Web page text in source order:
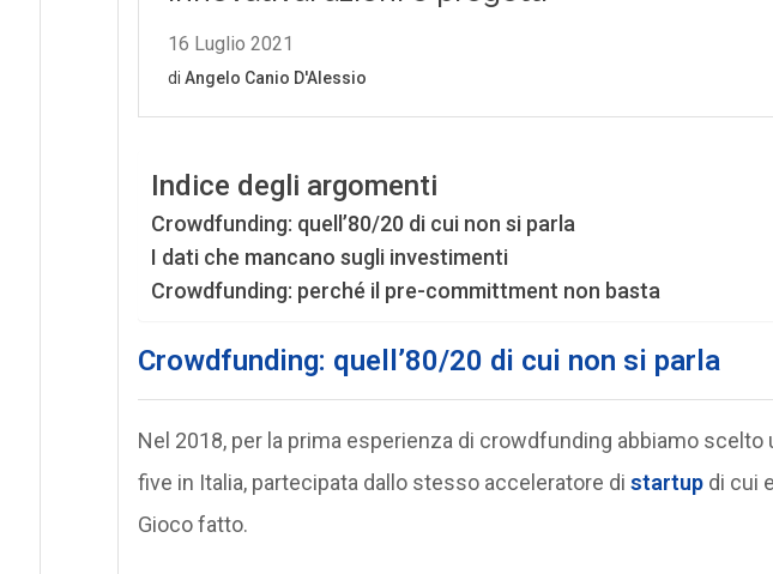
Indice degli argomenti
Crowdfunding: quell’80/20 di cui non si parla
I dati che mancano sugli investimenti
Crowdfunding: perché il pre-committment non basta
Crowdfunding: quell’80/20 di cui non si parla
Nel 2018, per la prima esperienza di crowdfunding abbiamo
five in Italia, partecipata dallo stesso acceleratore di startupdi cui
Gioco fatto.